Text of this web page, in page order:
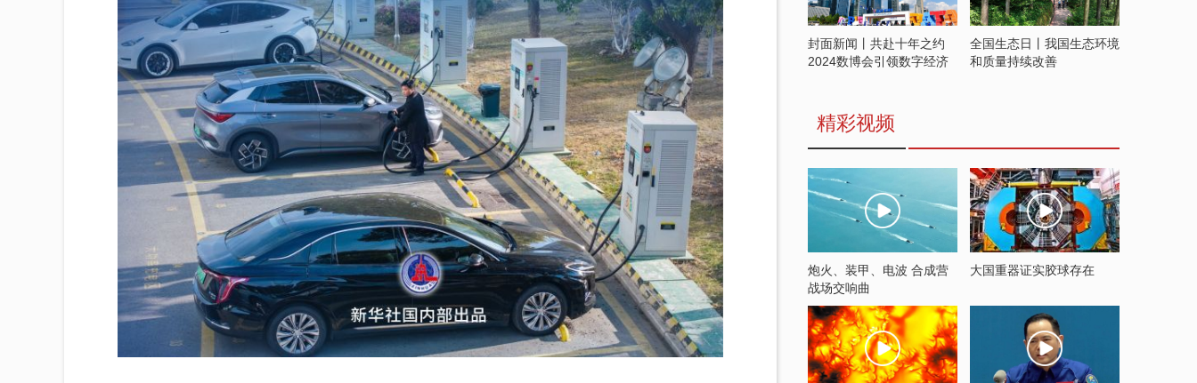
封面新闻丨共赴十年之约
2024数博会引领数字经济
全国生态日丨我国生态环境
和质量持续改善
精彩视频
炮火、装甲、电波 合成营
战场交响曲
大国重器证实胶球存在